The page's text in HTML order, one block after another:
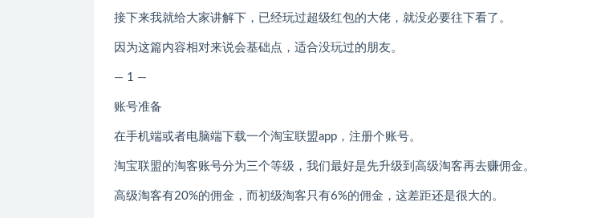
接下来我就给大家讲解下，已经玩过超级红包的大佬，就没必要往下看了。
因为这篇内容相对来说会基础点，适合没玩过的朋友。
— 1 —
账号准备
在手机端或者电脑端下载一个淘宝联盟app，注册个账号。
淘宝联盟的淘客账号分为三个等级，我们最好是先升级到高级淘客再去赚佣金。
高级淘客有20%的佣金，而初级淘客只有6%的佣金，这差距还是很大的。